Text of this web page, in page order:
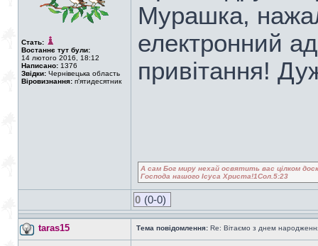
Стать:
Востаннє тут були:
14 лютого 2016, 18:12
Написано: 1376
Звідки: Чернівецька область
Віровизнання: п'ятидесятник
Мурашка,
електронний
привітання!
А сам Бог миру нехай освятить вас цілком
Господа нашого Ісуса Христа!1Сол.5:23
0 (0-0)
taras15 Тема повідомлення: Re: Вітаємо з днем